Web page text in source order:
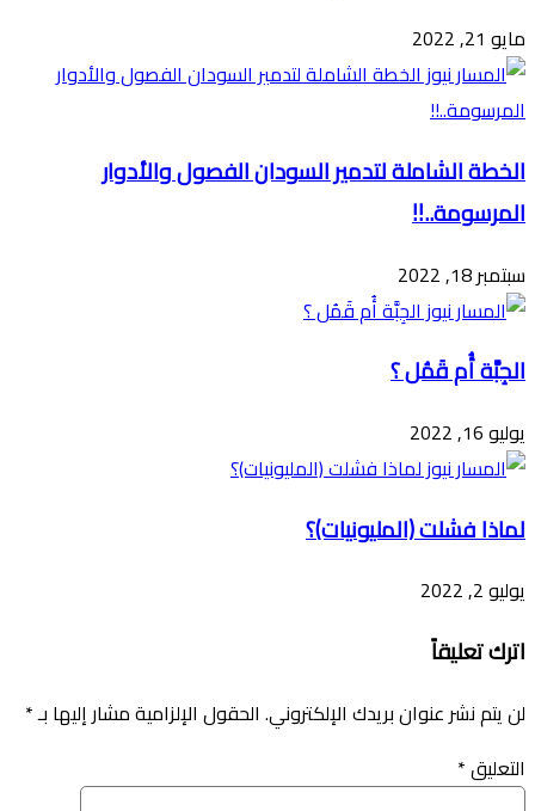
مايو 21, 2022
الخطة الشاملة لتدمير السودان الفصول والأدوار
المرسومة..!!
سبتمبر 18, 2022
الجِبَّة أُم قَمُل ؟
يوليو 16, 2022
لماذا فشلت (المليونيات)؟
يوليو 2, 2022
اترك تعليقاً
لن يتم نشر عنوان بريدك الإلكتروني. الحقول الإلزامية مشار إليها بـ*
التعليق*